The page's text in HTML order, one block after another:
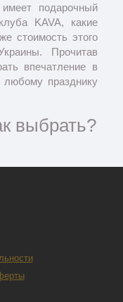
подарочный
KAVA, какие
стоимость этого
Прочитав
впечатление в
любому празднику
выбрать?